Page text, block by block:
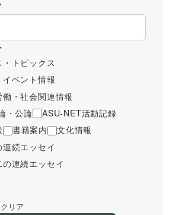
トピックス
ベント情報
・社会関連情報
・公論
ASU-NET活動記録
書籍案内
文化情報
続エッセイ
連続エッセイ
リア